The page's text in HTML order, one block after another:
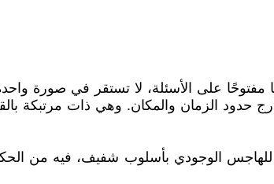
على الأسئلة، لا تستقر في صورة
حدود الزمان والمكان. وهي ذات مرتبكة
الوجودي بأسلوب شفيف، فيه من